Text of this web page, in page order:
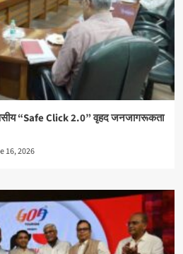
“Safe Click 2.0” वृहद जनजागरूकता
16, 2026